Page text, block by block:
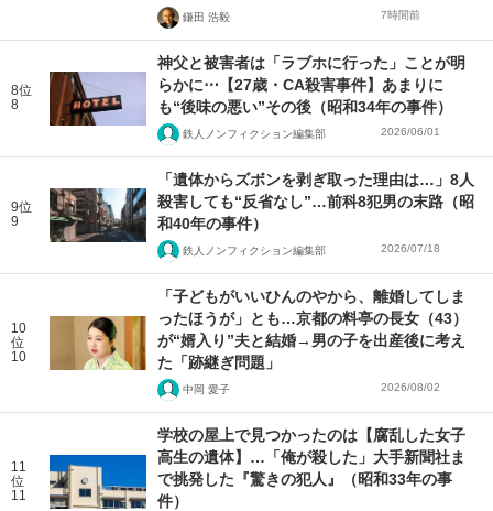
鎌田 浩毅 7時間前
8位
8
神父と被害者は「ラブホに行った」ことが明
らかに⋯【27歳・CA殺害事件】あまりに
も“後味の悪い”その後（昭和34年の事件）
鉄人ノンフィクション編集部 2026/06/01
9位
9
「遺体からズボンを剥ぎ取った理由は…」8人
殺害しても“反省なし”…前科8犯男の末路（昭
和40年の事件）
鉄人ノンフィクション編集部 2026/07/18
10
位
10
「子どもがいいひんのやから、離婚してしま
ったほうが」とも…京都の料亭の長女（43）
が“婿入り”夫と結婚→男の子を出産後に考え
た「跡継ぎ問題」
中岡 愛子 2026/08/02
11
位
11
学校の屋上で見つかったのは【腐乱した女子
高生の遺体】…「俺が殺した」大手新聞社ま
で挑発した『驚きの犯人』（昭和33年の事
件）